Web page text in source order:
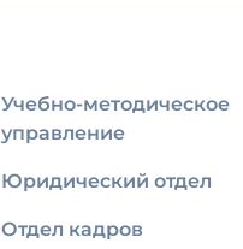
Учебно-методическое
управление
Юридический отдел
Отдел кадров